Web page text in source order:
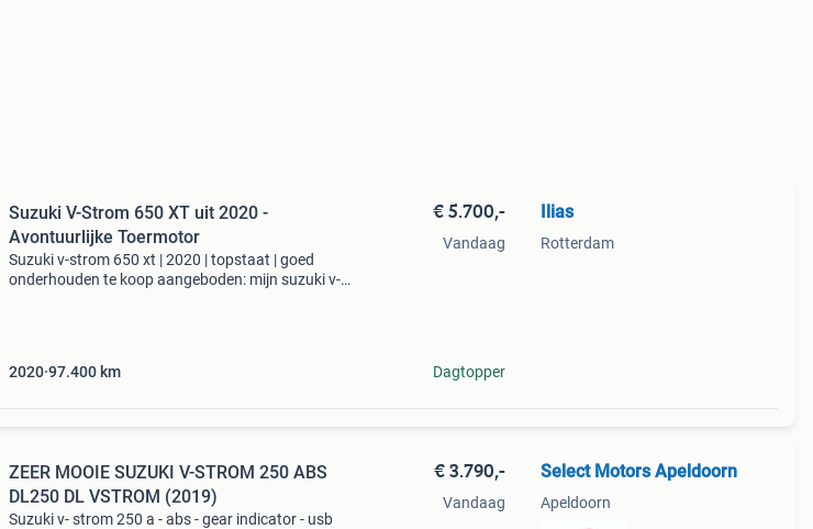
Suzuki V-Strom 650 XT uit 2020 -
Avontuurlijke Toermotor
Suzuki v-strom 650 xt | 2020 | topstaat | goed
onderhouden te koop aangeboden: mijn suzuki v-
2020 97.400 km
€ 5.700,-
Vandaag
Dagtopper
Ilias
Rotterdam
ZEER MOOIE SUZUKI V-STROM 250 ABS
DL250 DL VSTROM (2019)
Suzuki v- strom 250 a - abs - gear indicator - usb
€ 3.790,-
Vandaag
Select Motors Apeldoorn
Apeldoorn